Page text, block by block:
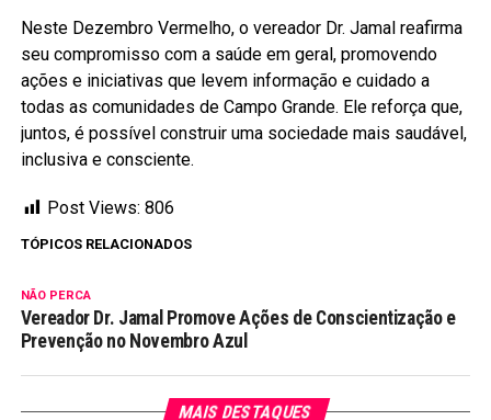
Neste Dezembro Vermelho, o vereador Dr. Jamal reafirma
seu compromisso com a saúde em geral, promovendo
ações e iniciativas que levem informação e cuidado a
todas as comunidades de Campo Grande. Ele reforça que,
juntos, é possível construir uma sociedade mais saudável,
inclusiva e consciente.
Post Views: 806
TÓPICOS RELACIONADOS
NÃO PERCA
Vereador Dr. Jamal Promove Ações de Conscientização e
Prevenção no Novembro Azul
MAIS DESTAQUES